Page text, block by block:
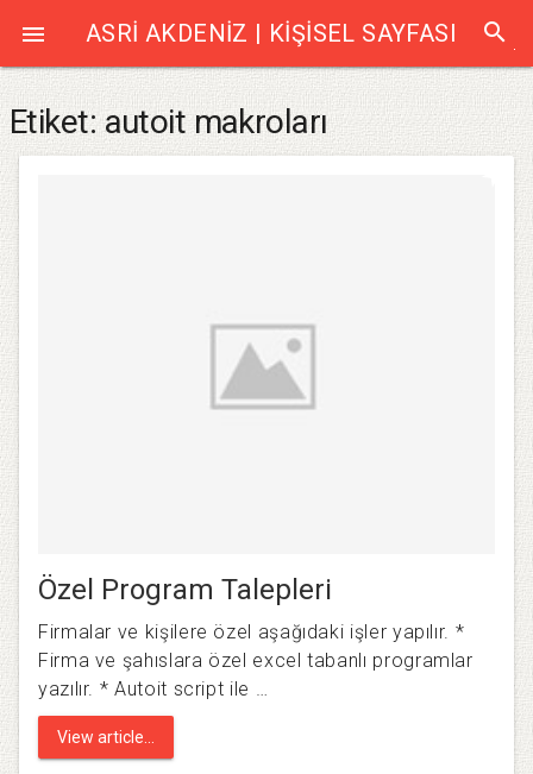
 ASRI AKDENIZ | KIŞISEL SAYFASI search
Etiket:autoit makroları
Özel Program Talepleri
Firmalar ve kişilere özel aşağıdaki işler yapılır. *
Firma ve şahıslara özel excel tabanlı programlar
yazılır. * Autoit script ile …
View article...